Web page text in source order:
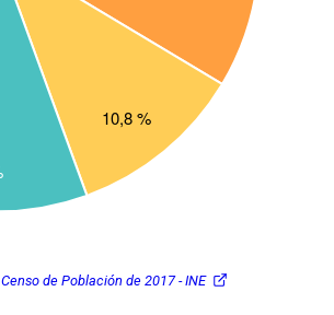
Censo de Población de 2017 - INE